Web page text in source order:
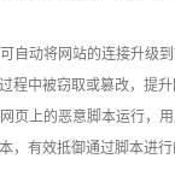
可自动将网站的连接升级
程中被窃取或篡改，提升
网页上的恶意脚本运行，
，有效抵御通过脚本进